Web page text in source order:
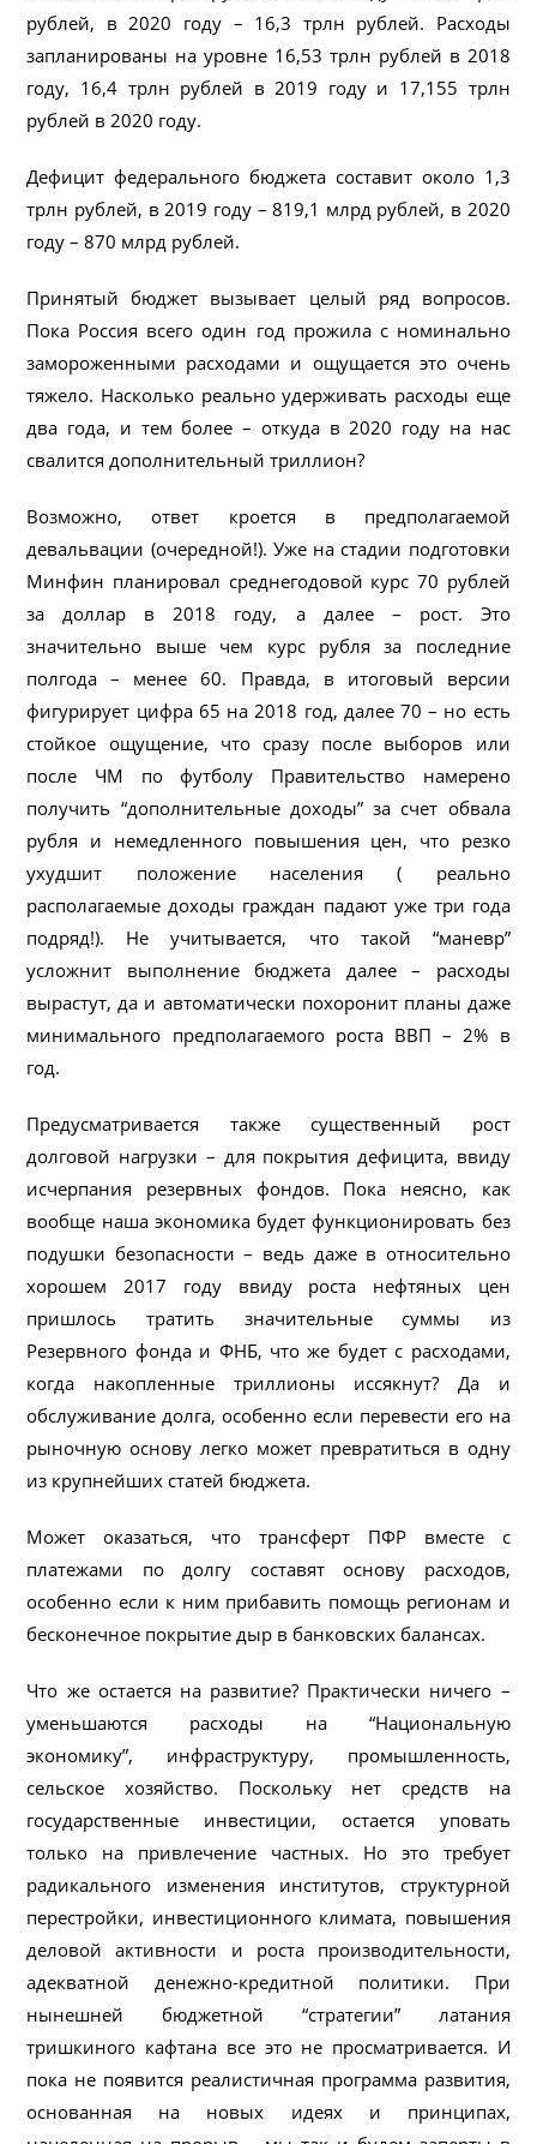
рублей, в 2020 году – 16,3 трлн рублей. Расходы
запланированы на уровне 16,53 трлн рублей в 2018
году, 16,4 трлн рублей в 2019 году и 17,155 трлн
рублей в 2020 году.
Дефицит федерального бюджета составит около 1,3
трлн рублей, в 2019 году – 819,1 млрд рублей, в 2020
году – 870 млрд рублей.
Принятый бюджет вызывает целый ряд вопросов.
Пока Россия всего один год прожила с номинально
замороженными расходами и ощущается это очень
тяжело. Насколько реально удерживать расходы еще
два года, и тем более – откуда в 2020 году на нас
свалится дополнительный триллион?
Возможно, ответ кроется в предполагаемой
девальвации (очередной!). Уже на стадии подготовки
Минфин планировал среднегодовой курс 70 рублей
за доллар в 2018 году, а далее – рост. Это
значительно выше чем курс рубля за последние
полгода – менее 60. Правда, в итоговый версии
фигурирует цифра 65 на 2018 год, далее 70 – но есть
стойкое ощущение, что сразу после выборов или
после ЧМ по футболу Правительство намерено
получить “дополнительные доходы” за счет обвала
рубля и немедленного повышения цен, что резко
ухудшит положение населения ( реально
располагаемые доходы граждан падают уже три года
подряд!). Не учитывается, что такой “маневр”
усложнит выполнение бюджета далее – расходы
вырастут, да и автоматически похоронит планы даже
минимального предполагаемого роста ВВП – 2% в
год.
Предусматривается также существенный рост
долговой нагрузки – для покрытия дефицита, ввиду
исчерпания резервных фондов. Пока неясно, как
вообще наша экономика будет функционировать без
подушки безопасности – ведь даже в относительно
хорошем 2017 году ввиду роста нефтяных цен
пришлось тратить значительные суммы из
Резервного фонда и ФНБ, что же будет с расходами,
когда накопленные триллионы иссякнут? Да и
обслуживание долга, особенно если перевести его на
рыночную основу легко может превратиться в одну
из крупнейших статей бюджета.
Может оказаться, что трансферт ПФР вместе с
платежами по долгу составят основу расходов,
особенно если к ним прибавить помощь регионам и
бесконечное покрытие дыр в банковских балансах.
Что же остается на развитие? Практически ничего –
уменьшаются расходы на “Национальную
экономику”, инфраструктуру, промышленность,
сельское хозяйство. Поскольку нет средств на
государственные инвестиции, остается уповать
только на привлечение частных. Но это требует
радикального изменения институтов, структурной
перестройки, инвестиционного климата, повышения
деловой активности и роста производительности,
адекватной денежно-кредитной политики. При
нынешней бюджетной “стратегии” латания
тришкиного кафтана все это не просматривается. И
пока не появится реалистичная программа развития,
основанная на новых идеях и принципах,